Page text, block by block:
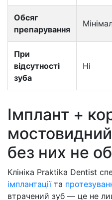
Обсяг
препарування
При
відсутності
зуба
Ні
Імплант +
без них не
Клініка Praktika Dentist
імплантаціїта
втрачений зуб — це не